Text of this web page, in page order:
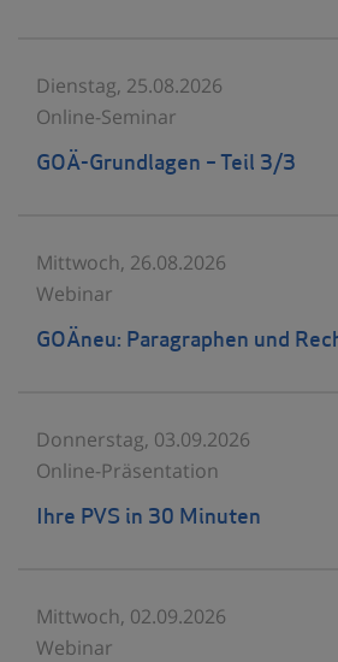
Dienstag, 25.08.2026
Online-Seminar
GOÄ-Grundlagen – Teil 3/3
Mittwoch, 26.08.2026
Webinar
GOÄneu: Paragraphen und
Donnerstag, 03.09.2026
Online-Präsentation
Ihre PVS in 30 Minuten
Mittwoch, 02.09.2026
Webinar